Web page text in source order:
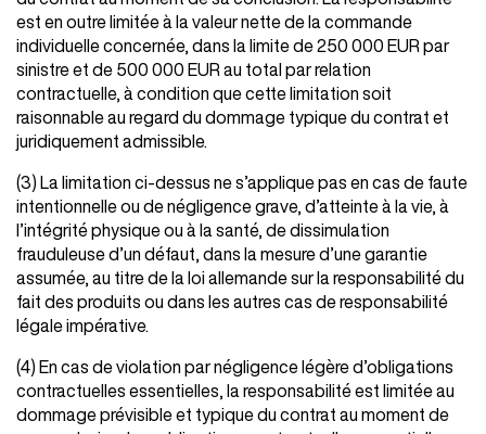
est en outre limitée à la valeur nette de la commande
individuelle concernée, dans la limite de 250 000 EUR par
sinistre et de 500 000 EUR au total par relation
contractuelle, à condition que cette limitation soit
raisonnable au regard du dommage typique du contrat et
juridiquement admissible.
(3) La limitation ci-dessus ne s’applique pas en cas de faute
intentionnelle ou de négligence grave, d’atteinte à la vie, à
l’intégrité physique ou à la santé, de dissimulation
frauduleuse d’un défaut, dans la mesure d’une garantie
assumée, au titre de la loi allemande sur la responsabilité du
fait des produits ou dans les autres cas de responsabilité
légale impérative.
(4) En cas de violation par négligence légère d’obligations
contractuelles essentielles, la responsabilité est limitée au
dommage prévisible et typique du contrat au moment de